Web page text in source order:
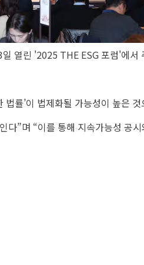
열린 '2025 THE ESG 포럼'에서
률’이 법제화될 가능성이 높은
”며 “이를 통해 지속가능성 공